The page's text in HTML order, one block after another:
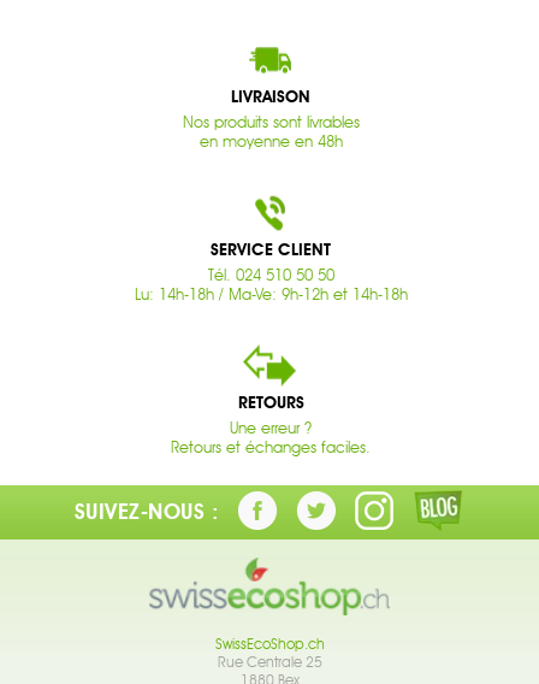
LIVRAISON
Nos produits sont livrables
en moyenne en 48h
SERVICE CLIENT
Tél. 024 510 50 50
Lu: 14h-18h / Ma-Ve: 9h-12h et 14h-18h
RETOURS
Une erreur ?
Retours et échanges faciles.
SUIVEZ-NOUS :
SwissEcoShop.ch
Rue Centrale 25
1880 Bex